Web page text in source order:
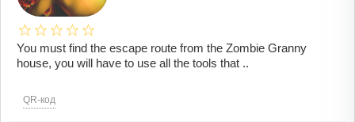
You must find the escape route from the Zombie Granny
house, you will have to use all the tools that ..
QR-код